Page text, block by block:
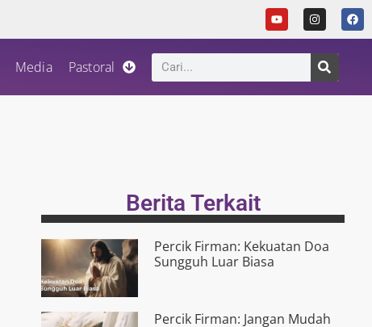
Media Pastoral
Berita Terkait
Percik Firman: Kekuatan Doa
Sungguh Luar Biasa
Percik Firman: Jangan Mudah